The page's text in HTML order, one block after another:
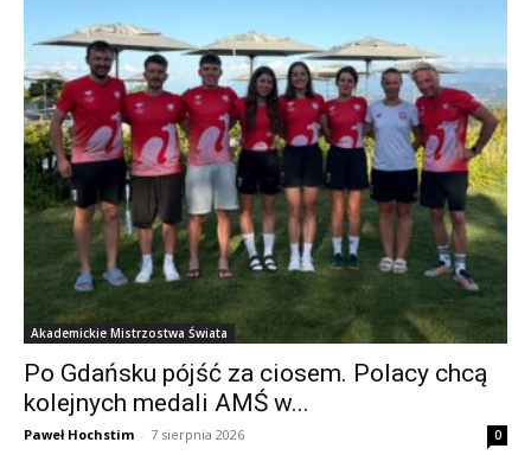
Akademickie Mistrzostwa Świata
Po Gdańsku pójść za ciosem. Polacy chcą
kolejnych medali AMŚ w...
Paweł Hochstim - 7 sierpnia 2026 0